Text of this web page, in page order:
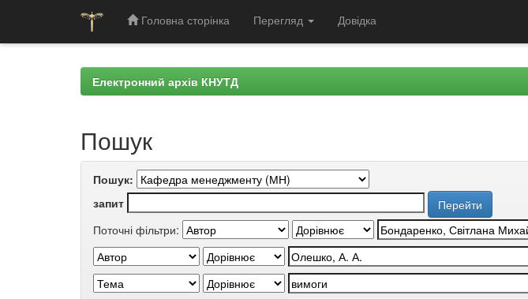
Головна сторінка Перегляд Довідка
Електронний архів КНУТД
Пошук
Пошук:
запит
Поточні фільтри: